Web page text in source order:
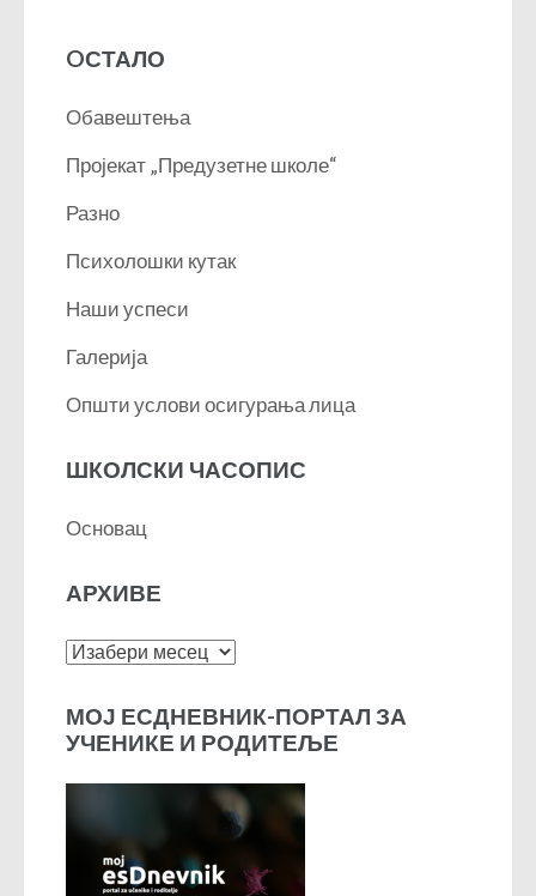
OСТАЛО
Обавештења
Пројекат „Предузетне школе“
Разно
Психолошки кутак
Наши успеси
Галерија
Општи услови осигурања лица
ШКОЛСКИ ЧАСОПИС
Основац
АРХИВЕ
Архиве
МОЈ ЕСДНЕВНИК-ПОРТАЛ ЗА
УЧЕНИКЕ И РОДИТЕЉЕ